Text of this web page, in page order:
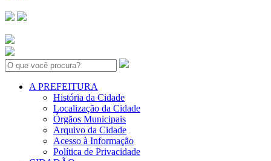
Search:
A PREFEITURA
História da Cidade
Localização da Cidade
Órgãos Municipais
Arquivo da Cidade
Acesso à Informação
Política de Privacidade